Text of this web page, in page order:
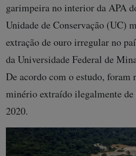
garimpeira no interior da APA
Unidade de Conservação (UC)
extração de ouro irregular no
da Universidade Federal de
De acordo com o estudo, foram
minério extraído ilegalmente de
2020.